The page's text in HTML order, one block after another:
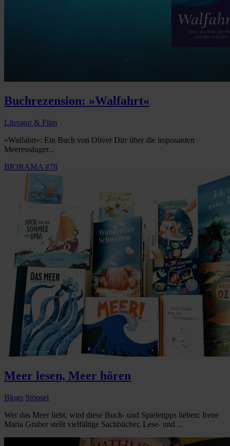
Buchrezension: »Walfahrt«
Literatur & Film
»Walfahrt«: Ein Buch von Oliver Dirr über die imposanten
Meeressäuger...
BIORAMA #78
Meer lesen, Meer hören
Blogs Stöpsel
Wer das Meer liebt, wird diese Buch- und Spieletipps lieben: Irene
Maria Gruber stellt vielfältige Sachbücher, Lese- und ...